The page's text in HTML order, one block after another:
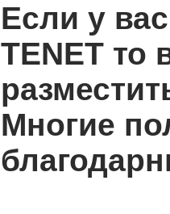
Если у
TENET то
Многие